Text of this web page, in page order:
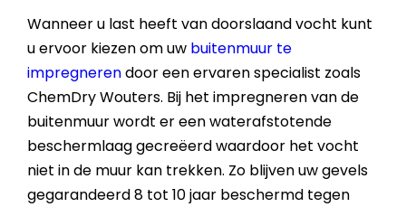
Wanneer u last heeft van doorslaand vocht kunt
u ervoor kiezen om uw buitenmuur te
impregnerendoor een ervaren specialist zoals
ChemDry Wouters. Bij het impregneren van de
buitenmuur wordt er een waterafstotende
beschermlaag gecreëerd waardoor het vocht
niet in de muur kan trekken. Zo blijven uw gevels
gegarandeerd 8 tot 10 jaar beschermd tegen